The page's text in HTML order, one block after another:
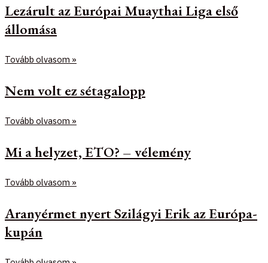
Lezárult az Európai Muaythai Liga első
állomása
Tovább olvasom »
Nem volt ez sétagalopp
Tovább olvasom »
Mi a helyzet, ETO? – vélemény
Tovább olvasom »
Aranyérmet nyert Szilágyi Erik az Európa-
kupán